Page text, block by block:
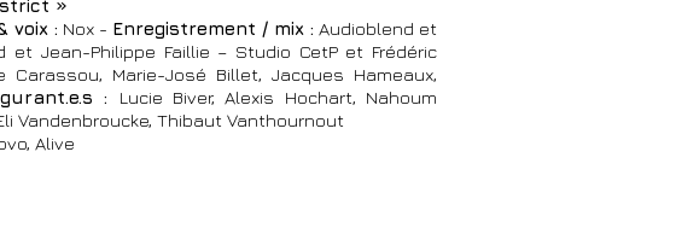
»
voix : Nox - Enregistrement / mix : Audioblend et
et Jean-Philippe Faillie – Studio CetP et Frédéric
Carassou, Marie-José Billet, Jacques Hameaux,
: Lucie Biver, Alexis Hochart, Nahoum
Vandenbroucke, Thibaut Vanthournout
Alive